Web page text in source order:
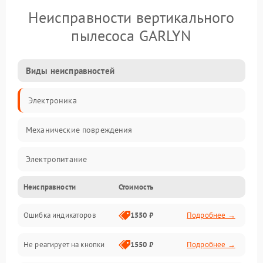
Неисправности вертикального
пылесоса GARLYN
Виды неисправностей
Электроника
Механические повреждения
Электропитание
Механика
Аккумулятор
Работа системы
Неисправности Стоимость
Ошибка индикаторов 1550 ₽ Подробнее →
Не реагирует на кнопки 1550 ₽ Подробнее →